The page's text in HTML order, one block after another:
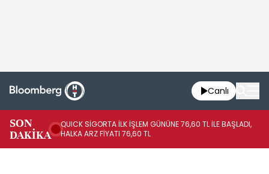
Canlı
SON
DAKİKA
QUICK SİGORTA İLK İŞLEM GÜNÜNE 76,60 TL İLE BAŞLADI,
HALKA ARZ FİYATI 76,60 TL